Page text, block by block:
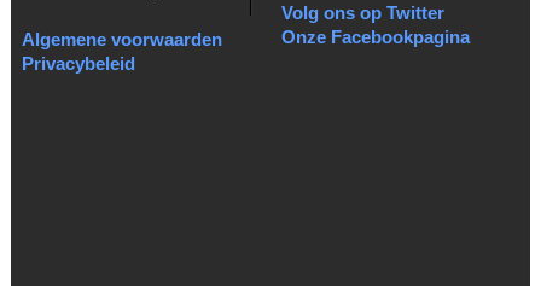
Algemene voorwaarden
Privacybeleid
Volg ons op Twitter
Onze Facebookpagina